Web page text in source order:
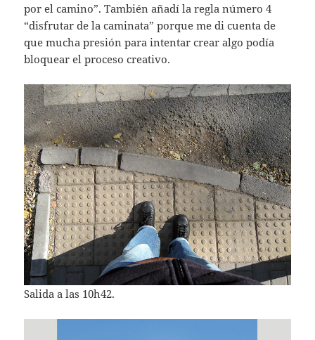
por el camino”. También añadí la regla número 4
“disfrutar de la caminata” porque me di cuenta de
que mucha presión para intentar crear algo podía
bloquear el proceso creativo.
Salida a las 10h42.